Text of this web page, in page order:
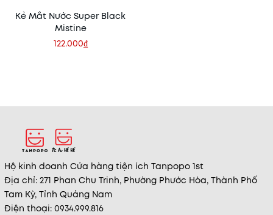
Kẻ Mắt Nước Super Black
Mistine
122.000₫
Hộ kinh doanh Cửa hàng tiện ích Tanpopo 1st
Địa chỉ: 271 Phan Chu Trinh, Phường Phước Hòa, Thành Phố
Tam Kỳ, Tỉnh Quảng Nam
Điện thoại: 0934.999.816